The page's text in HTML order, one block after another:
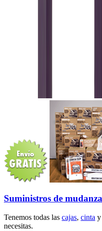
Suministros de mudanza
Tenemos todas las cajas, cinta y
necesitas.